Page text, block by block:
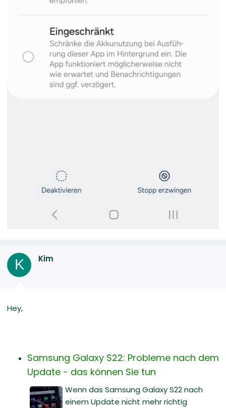
K Kim
Hey,
Samsung Galaxy S22: Probleme nach dem
Update - das können Sie tun
Wenn das Samsung Galaxy S22 nach
einem Update nicht mehr richtig